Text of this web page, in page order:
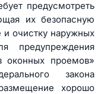
предусмотреть
их безопасную
очистку наружных
предупреждения
оконных проемов»
закона
хорошо